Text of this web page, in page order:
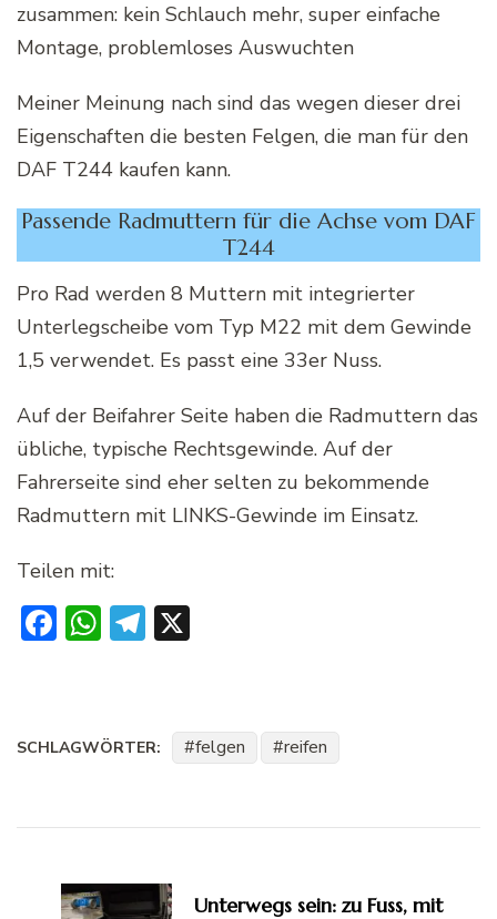
zusammen: kein Schlauch mehr, super einfache
Montage, problemloses Auswuchten
Meiner Meinung nach sind das wegen dieser drei
Eigenschaften die besten Felgen, die man für den
DAF T244 kaufen kann.
Passende Radmuttern für die Achse vom DAF
T244
Pro Rad werden 8 Muttern mit integrierter
Unterlegscheibe vom Typ M22 mit dem Gewinde
1,5 verwendet. Es passt eine 33er Nuss.
Auf der Beifahrer Seite haben die Radmuttern das
übliche, typische Rechtsgewinde. Auf der
Fahrerseite sind eher selten zu bekommende
Radmuttern mit LINKS-Gewinde im Einsatz.
Teilen mit:
Facebook
WhatsApp
Telegram
SCHLAGWÖRTER: felgen reifen
Unterwegs sein: zu Fuss, mit